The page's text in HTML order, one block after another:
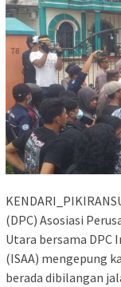
(DPC) Asosiasi
Utara bersama DPC
(ISAA) mengepung
berada dibilangan